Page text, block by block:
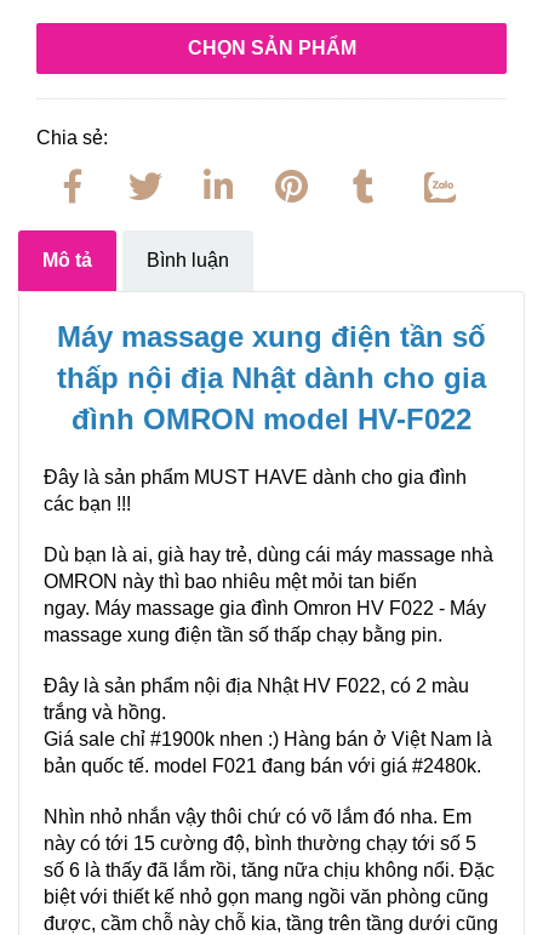
CHỌN SẢN PHẨM
Chia sẻ:
Mô tả Bình luận
Máy massage xung điện tần số
thấp nội địa Nhật dành cho gia
đình OMRON model HV-F022
Đây là sản phẩm MUST HAVE dành cho gia đình
các bạn !!!
Dù bạn là ai, già hay trẻ, dùng cái máy massage nhà
OMRON này thì bao nhiêu mệt mỏi tan biến
ngay. Máy massage gia đình Omron HV F022 - Máy
massage xung điện tần số thấp chạy bằng pin.
Đây là sản phẩm nội địa Nhật HV F022, có 2 màu
trắng và hồng.
Giá sale chỉ #1900k nhen :) Hàng bán ở Việt Nam là
bản quốc tế. model F021 đang bán với giá #2480k.
Nhìn nhỏ nhắn vậy thôi chứ có võ lắm đó nha. Em
này có tới 15 cường độ, bình thường chạy tới số 5
số 6 là thấy đã lắm rồi, tăng nữa chịu không nổi. Đặc
biệt với thiết kế nhỏ gọn mang ngồi văn phòng cũng
được, cầm chỗ này chỗ kia, tầng trên tầng dưới cũng